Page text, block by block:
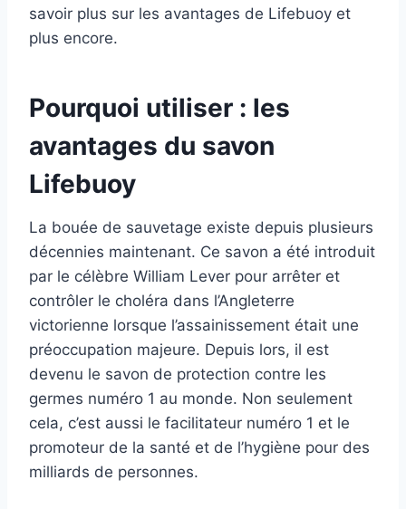
savoir plus sur les avantages de Lifebuoy et
plus encore.
Pourquoi utiliser : les
avantages du savon
Lifebuoy
La bouée de sauvetage existe depuis plusieurs
décennies maintenant. Ce savon a été introduit
par le célèbre William Lever pour arrêter et
contrôler le choléra dans l’Angleterre
victorienne lorsque l’assainissement était une
préoccupation majeure. Depuis lors, il est
devenu le savon de protection contre les
germes numéro 1 au monde. Non seulement
cela, c’est aussi le facilitateur numéro 1 et le
promoteur de la santé et de l’hygiène pour des
milliards de personnes.